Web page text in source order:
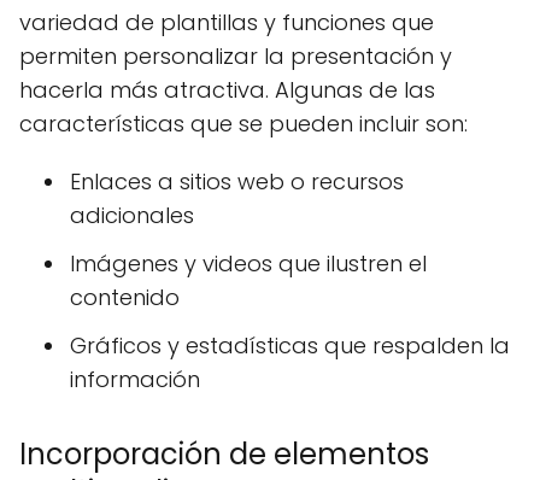
variedad de plantillas y funciones que
permiten personalizar la presentación y
hacerla más atractiva. Algunas de las
características que se pueden incluir son:
Enlaces a sitios web o recursos
adicionales
Imágenes y videos que ilustren el
contenido
Gráficos y estadísticas que respalden la
información
Incorporación de elementos